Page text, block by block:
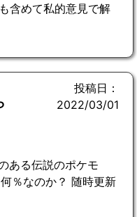
含めて私的意見で解
投稿日：
2022/03/01
ある伝説のポケモ
％なのか？ 随時更新